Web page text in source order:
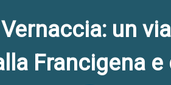
un
Francigena e